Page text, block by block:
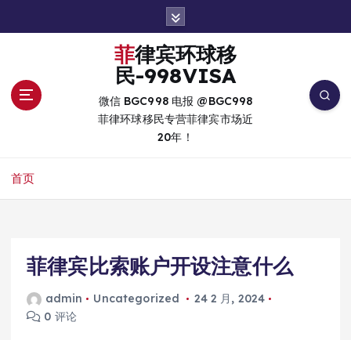
菲律宾环球移
民-998VISA
微信 BGC998 电报 @BGC998
菲律环球移民专营菲律宾市场近
20年！
首页
菲律宾比索账户开设注意什么
admin Uncategorized
24 2 月, 2024
0 评论